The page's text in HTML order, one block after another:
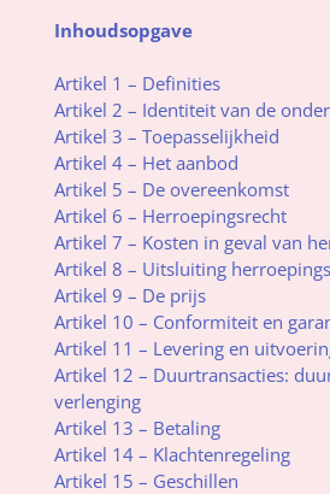
Inhoudsopgave
Artikel 1 – Definities
Artikel 2 – Identiteit van de
Artikel 3 – Toepasselijkheid
Artikel 4 – Het aanbod
Artikel 5 – De overeenkomst
Artikel 6 – Herroepingsrecht
Artikel 7 – Kosten in geval van
Artikel 8 – Uitsluiting
Artikel 9 – De prijs
Artikel 10 – Conformiteit en
Artikel 11 – Levering en
Artikel 12 – Duurtransacties:
verlenging
Artikel 13 – Betaling
Artikel 14 – Klachtenregeling
Artikel 15 – Geschillen